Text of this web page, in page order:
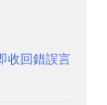
收回錯誤言